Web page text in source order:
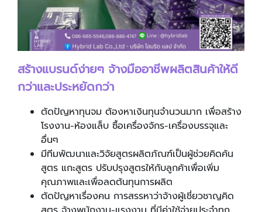
สร้างแบรนด์ง่ายๆ จ้างมืออาชีพผลิตสินค้าให้ดี
กว่าและประหยัดกว่า
ตัดปัญหาทุนจม ต้องหาเงินทุนจำนวนมาก เพื่อสร้าง
โรงงาน-ห้องแล็บ ซื้อเครื่องจักร-เครื่องบรรจุและ
อื่นๆ
มีทีมพัฒนาและวิจัยสูตรผลิตภัณฑ์เป็นผู้ช่วยคิดค้น
สูตร แกะสูตร ปรับปรุงสูตรให้กับลูกค้าเพื่อเพิ่ม
คุณภาพและเพื่อลดต้นทุนการผลิต
ตัดปัญหาเรื่องคน การสรรหาว่าจ้างผู้เชี่ยวชาญคิด